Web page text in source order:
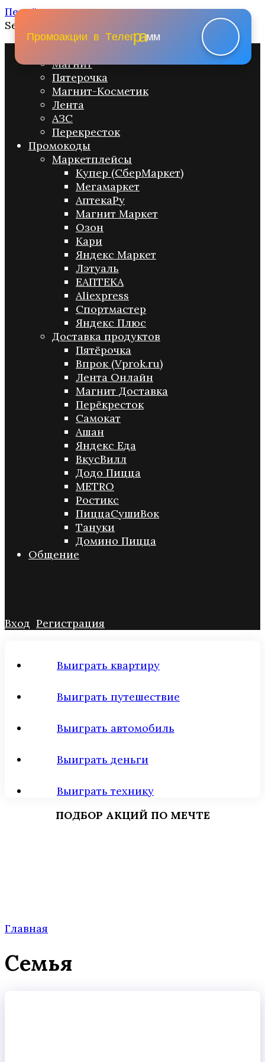
Перейти к содержанию
Search for:
Магнит
Пятерочка
Магнит-Косметик
Лента
АЗС
Перекресток
Промокоды
Маркетплейсы
Купер (СберМаркет)
Мегамаркет
АптекаРу
Магнит Маркет
Озон
Кари
Яндекс Маркет
Лэтуаль
ЕАПТЕКА
Aliexpress
Спортмастер
Яндекс Плюс
Доставка продуктов
Пятёрочка
Впрок (Vprok.ru)
Лента Онлайн
Магнит Доставка
Перёкресток
Самокат
Ашан
Яндекс Еда
ВкусВилл
Додо Пицца
METRO
Ростикс
ПиццаСушиВок
Тануки
Домино Пицца
Общение
Вход Регистрация
Выиграть квартиру
Выиграть путешествие
Выиграть автомобиль
Выиграть деньги
Выиграть технику
ПОДБОР АКЦИЙ ПО МЕЧТЕ
Главная
Семья
Промоакции в Телеграмм